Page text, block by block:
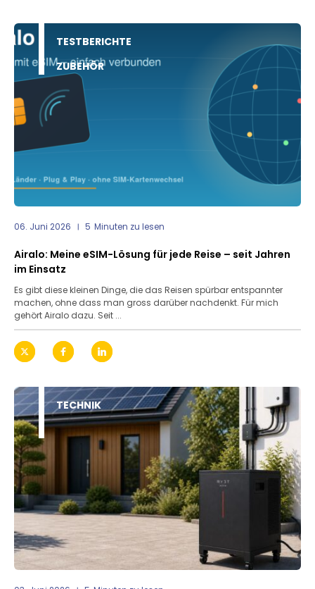
TESTBERICHTE
ZUBEHÖR
06. Juni 2026 5 Minuten zu lesen
Airalo: Meine eSIM-Lösung für jede Reise – seit Jahren
im Einsatz
Es gibt diese kleinen Dinge, die das Reisen spürbar entspannter
machen, ohne dass man gross darüber nachdenkt. Für mich
gehört Airalo dazu. Seit ...
TECHNIK